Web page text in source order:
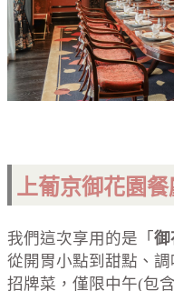
上葡京御花園餐
我們這次享用的是「 御
從開胃小點到甜點、
招牌菜，僅限中午(包